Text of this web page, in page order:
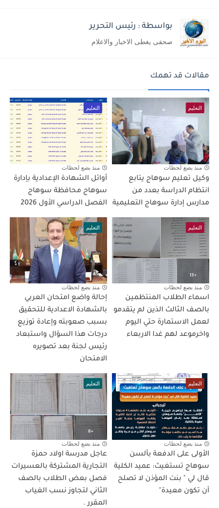
بواسطة : رئيس التحرير
صحفى يغطى الاخبار والاعلام
مقالات قد تهمك
التعليم
منذ بضع لحظات
وكيل تعليم سوهاج يتابع
انتظام الدراسة بعدد من
مدارس إدارة سوهاج التعليمية
التعليم
منذ بضع لحظات
أوائل الشهادة الإعدادية بإدارة
سوهاج محافظة سوهاج
الفصل الدراسي الأول 2026
التعليم
منذ بضع لحظات
اسماء الطلاب المنتظمين
بالصف الثالث الذين لم يتقدمو
لعمل الاستمارة حتي اليوم
واخرموعد لهم غدا الاربعاء
التعليم
منذ بضع لحظات
إحالة واضع امتحان العربي
بالشهادة الاعدادية للتحقيق
بسبب صعوبته وإعادة توزيع
درجات هذا السؤال واستبعاد
رئيس لجنة بعد تصويره
الامتحان
التعليم
منذ بضع لحظات
الأولى على الدفعة بألسن
سوهاج تستغيث: عميد الكلية
قال لي " بنت المؤذن لا تصلح
أن تكون معيدة"
التعليم
منذ بضع لحظات
عاجل مدرسة اولاد حمزة
التجارية المشتركة بالعسيرات
فصل بعض الطلاب بالصف
الثاني لتجاوز نسب الغياب
المقرر .